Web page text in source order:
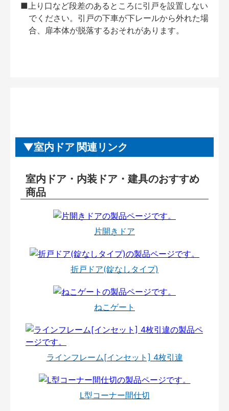
■上り口など段差のあるところに引戸を設置しない
でください。引戸の下車が下レールから外れた場
合、扉本体が脱落するおそれがあります。
室内ドア 関連リンク
室内ドア・内装ドア・建具のおすすめ
商品
片開きドア
折戸ドア(錠なしタイプ)
ねこゲート
ラインフレーム[インセット] 4枚引違
L型コーナー間仕切